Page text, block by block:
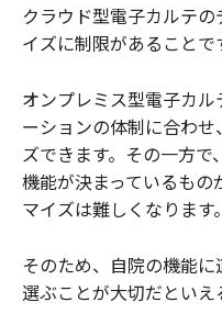
クラウド型電子カルテ
イズに制限があることで
オンプレミス型電子カ
ーションの体制に合わ
ズできます。その一方
機能が決まっているもの
マイズは難しくなります。
そのため、自院の機能
選ぶことが大切だといえ